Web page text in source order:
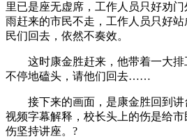
里已是座无虚席，工作人员只好劝
雨赶来的市民不走，工作人员只好
民们回去，依然不奏效。
这时康金胜赶来，他带着一大排
不停地磕头，请他们回去……
接下来的画面，是康金胜回到讲
视频字幕解释，校长头上的伤是给
伤坚持讲座。?